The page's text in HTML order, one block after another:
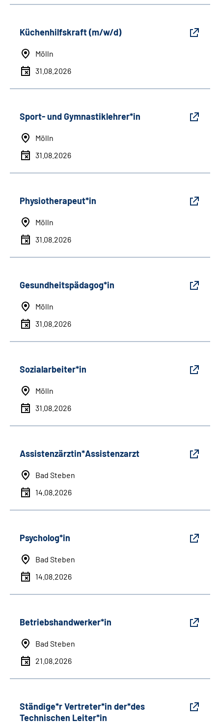
Küchenhilfskraft (m/w/d)
Mölln
31.08.2026
Sport- und Gymnastiklehrer*in
Mölln
31.08.2026
Physiotherapeut*in
Mölln
31.08.2026
Gesundheitspädagog*in
Mölln
31.08.2026
Sozialarbeiter*in
Mölln
31.08.2026
Assistenzärztin*Assistenzarzt
Bad Steben
14.08.2026
Psycholog*in
Bad Steben
14.08.2026
Betriebshandwerker*in
Bad Steben
21.08.2026
Ständige*r Vertreter*in der*des
Technischen Leiter*in